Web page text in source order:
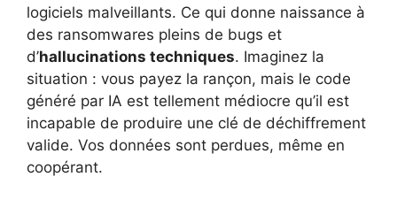
logiciels malveillants. Ce qui donne naissance à
des ransomwares pleins de bugs et
d’hallucinations techniques. Imaginez la
situation : vous payez la rançon, mais le code
généré par IA est tellement médiocre qu’il est
incapable de produire une clé de déchiffrement
valide. Vos données sont perdues, même en
coopérant.